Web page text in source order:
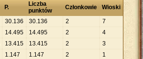
P.
Liczba
punktów
Członkowie Wioski
30.136 30.136 2
7
14.495 14.495 2
4
13.415 13.415 2
3
1.147 1.147 2
1